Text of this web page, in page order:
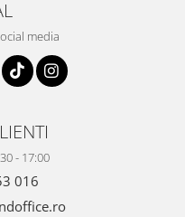
media
- 17:00
016